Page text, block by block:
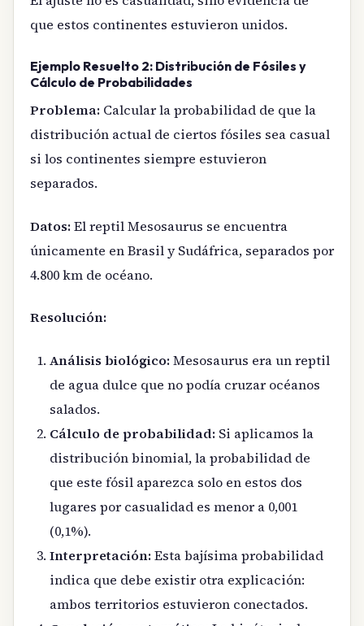
que estos continentes estuvieron unidos.
Ejemplo Resuelto 2: Distribución de Fósiles y
Cálculo de Probabilidades
Problema: Calcular la probabilidad de que la
distribución actual de ciertos fósiles sea casual
si los continentes siempre estuvieron
separados.
Datos:El reptil Mesosaurus se encuentra
únicamente en Brasil y Sudáfrica, separados por
4.800 km de océano.
Resolución:
Análisis biológico:Mesosaurus era un reptil
de agua dulce que no podía cruzar océanos
salados.
Cálculo de probabilidad: Si aplicamos la
distribución binomial, la probabilidad de
que este fósil aparezca solo en estos dos
lugares por casualidad es menor a 0,001
(0,1%).
Interpretación:Esta bajísima probabilidad
indica que debe existir otra explicación:
ambos territorios estuvieron conectados.